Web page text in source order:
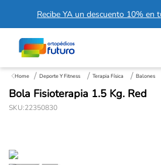
Recibe YA un descuento 10% en
Deporte Y Fitness Terapia Física Balones
Bola Fisioterapia 1.5 Kg. Red
SKU:22350830